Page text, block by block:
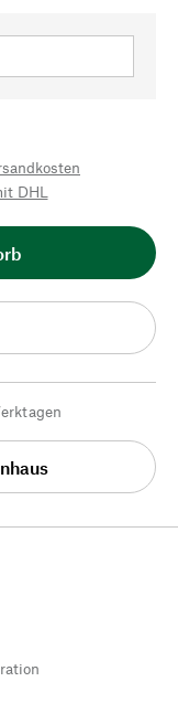
DHL